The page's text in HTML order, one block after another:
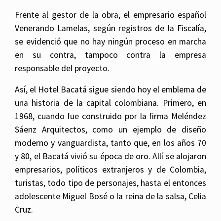
Frente al gestor de la obra, el empresario español
Venerando Lamelas, según registros de la Fiscalía,
se evidenció que no hay ningún proceso en marcha
en su contra, tampoco contra la empresa
responsable del proyecto.
Así, el Hotel Bacatá sigue siendo hoy el emblema de
una historia de la capital colombiana. Primero, en
1968, cuando fue construido por la firma Meléndez
Sáenz Arquitectos, como un ejemplo de diseño
moderno y vanguardista, tanto que, en los años 70
y 80, el Bacatá vivió su época de oro. Allí se alojaron
empresarios, políticos extranjeros y de Colombia,
turistas, todo tipo de personajes, hasta el entonces
adolescente Miguel Bosé o la reina de la salsa, Celia
Cruz.